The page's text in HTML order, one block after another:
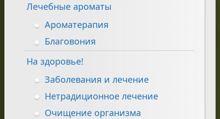
Лечебные ароматы
Ароматерапия
Благовония
На здоровье!
Заболевания и лечение
Нетрадиционное лечение
Очищение организма